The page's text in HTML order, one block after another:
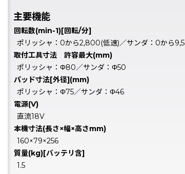
主要機能
回転数(min-1)[回転/分]
ポリッシャ：0から2,800(低速)／サンダ：0から
取付工具寸法 許容最大(mm)
ポリッシャ：Φ80／サンダ：Φ50
パッド寸法[外径](mm)
ポリッシャ：Φ75／サンダ：Φ46
電源(V)
直流18V
本機寸法(長さ×幅×高さmm)
160×79×256
質量(kg)[バッテリ含]
1.5